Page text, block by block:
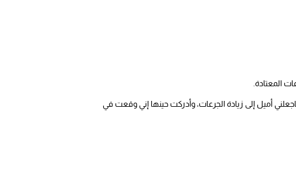
المعتادة.
أميل إلى زيادة الجرعات، وأدركت حينها إني وقعت في